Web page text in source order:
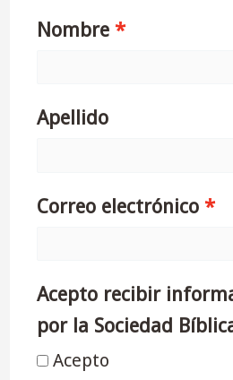
Nombre
Apellido
Correo electrónico
Acepto recibir
por la Sociedad
Acepto